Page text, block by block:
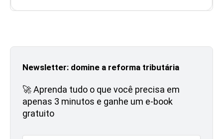
Newsletter: domine a reforma tributária
🚀 Aprenda tudo o que você precisa em
apenas 3 minutos e ganhe um e-book
gratuito